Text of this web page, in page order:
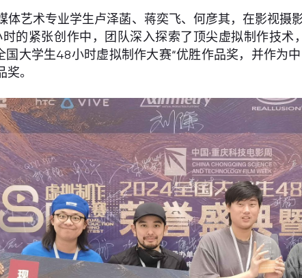
体艺术专业学生卢泽菡、蒋奕飞、何彦其，在影视
的紧张创作中，团队深入探索了顶尖虚拟制作技
大学生48小时虚拟制作大赛“优胜作品奖，并作为
。